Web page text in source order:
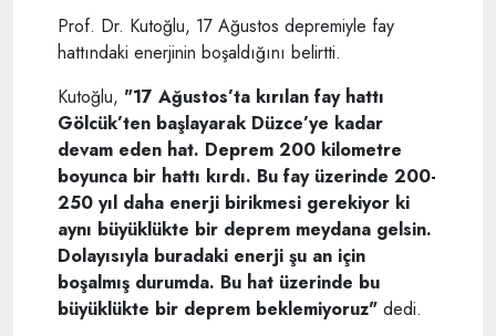
Prof. Dr. Kutoğlu, 17 Ağustos depremiyle fay
hattındaki enerjinin boşaldığını belirtti.
Kutoğlu, "17 Ağustos’ta kırılan fay hattı
Gölcük’ten başlayarak Düzce’ye kadar
devam eden hat. Deprem 200 kilometre
boyunca bir hattı kırdı. Bu fay üzerinde 200-
250 yıl daha enerji birikmesi gerekiyor ki
aynı büyüklükte bir deprem meydana gelsin.
Dolayısıyla buradaki enerji şu an için
boşalmış durumda. Bu hat üzerinde bu
büyüklükte bir deprem beklemiyoruz" dedi.